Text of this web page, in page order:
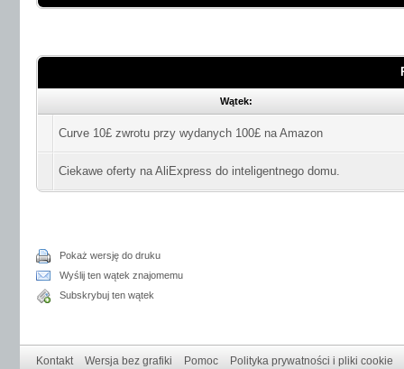
Wątek:
Curve 10£ zwrotu przy wydanych 100£ na Amazon
Ciekawe oferty na AliExpress do inteligentnego domu.
Pokaż wersję do druku
Wyślij ten wątek znajomemu
Subskrybuj ten wątek
Kontakt Wersja bez grafiki Pomoc Polityka prywatności i pliki cookie